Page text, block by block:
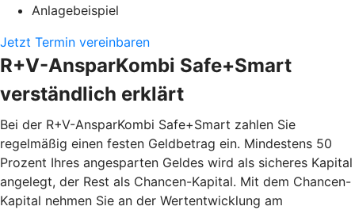
Anlagebeispiel
Jetzt Termin vereinbaren
R+V-AnsparKombi Safe+Smart
verständlich erklärt
Bei der R+V-AnsparKombi Safe+Smart zahlen Sie
regelmäßig einen festen Geldbetrag ein. Mindestens 50
Prozent Ihres angesparten Geldes wird als sicheres Kapital
angelegt, der Rest als Chancen-Kapital. Mit dem Chancen-
Kapital nehmen Sie an der Wertentwicklung am